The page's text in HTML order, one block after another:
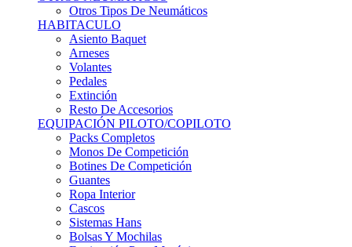
Otros Tipos De Neumáticos
HABITACULO
Asiento Baquet
Arneses
Volantes
Pedales
Extinción
Resto De Accesorios
EQUIPACIÓN PILOTO/COPILOTO
Packs Completos
Monos De Competición
Botines De Competición
Guantes
Ropa Interior
Cascos
Sistemas Hans
Bolsas Y Mochilas